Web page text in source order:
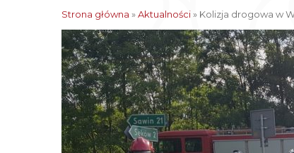
Strona główna »Aktualności» Kolizja drogowa w